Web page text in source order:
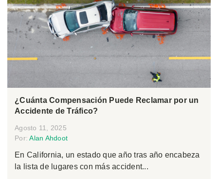
¿Cuánta Compensación Puede Reclamar por un
Accidente de Tráfico?
Agosto 11, 2025
Por:Alan Ahdoot
En California, un estado que año tras año encabeza
la lista de lugares con más accident...